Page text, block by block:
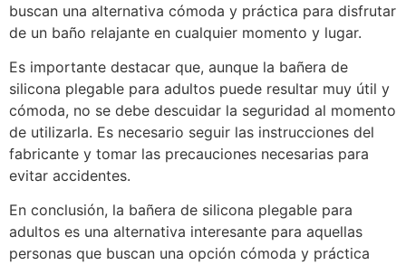
buscan una alternativa cómoda y práctica para disfrutar
de un baño relajante en cualquier momento y lugar.
Es importante destacar que, aunque la bañera de
silicona plegable para adultos puede resultar muy útil y
cómoda, no se debe descuidar la seguridad al momento
de utilizarla. Es necesario seguir las instrucciones del
fabricante y tomar las precauciones necesarias para
evitar accidentes.
En conclusión, la bañera de silicona plegable para
adultos es una alternativa interesante para aquellas
personas que buscan una opción cómoda y práctica